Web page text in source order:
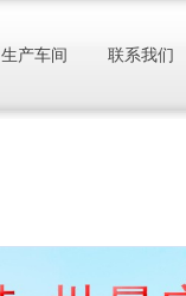
生产车间 联系我们